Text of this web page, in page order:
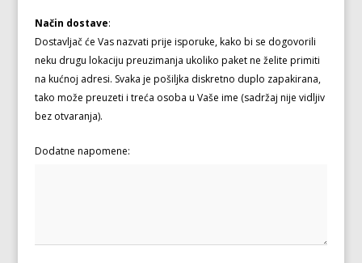
Način dostave:
Dostavljač će Vas nazvati prije isporuke, kako bi se dogovorili
neku drugu lokaciju preuzimanja ukoliko paket ne želite primiti
na kućnoj adresi. Svaka je pošiljka diskretno duplo zapakirana,
tako može preuzeti i treća osoba u Vaše ime (sadržaj nije vidljiv
bez otvaranja).
Dodatne napomene: